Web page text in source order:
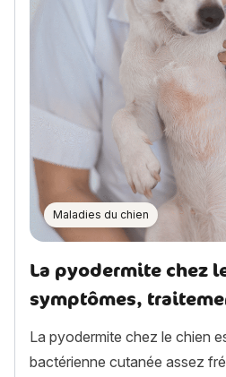
Maladies du chien
La pyodermite chez
symptômes,
La pyodermite chez le chien
bactérienne cutanée assez